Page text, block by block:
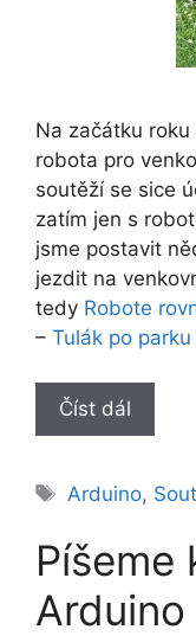
Na začátku
robota pro
soutěží se sice
zatím jen s
jsme postavit
jezdit na
tedy Robote
– Tulák po
Číst dál
Štítky
Arduino,
Píšeme
Arduino